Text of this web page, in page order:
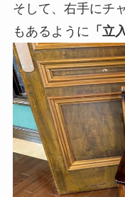
そして、右手にチ
もあるように 「立